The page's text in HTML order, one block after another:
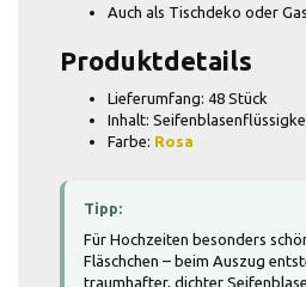
Auch als Tischdeko oder
Produktdetails
Lieferumfang: 48 Stück
Inhalt:
Farbe: Rosa
Tipp:
Für Hochzeiten besonders
Fläschchen – beim Auszug
traumhafter, dichter